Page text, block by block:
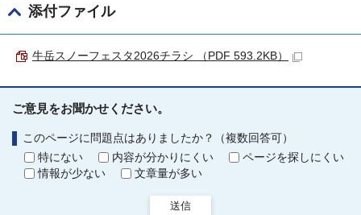
添付ファイル
牛岳スノーフェスタ2026チラシ （PDF 593.2KB）
ご意見をお聞かせください。
このページに問題点はありましたか？（複数回答可）
特にない
内容が分かりにくい
ページを探しにくい
情報が少ない
文章量が多い
送信